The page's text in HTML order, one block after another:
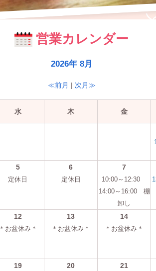
営業カレンダー
2026年 8月
≪前月 | 次月≫
水 木 金
5
定休日
6
定休日
7
10:00～12:30
14:00～16:00 棚
卸し
12
＊お盆休み＊
13
＊お盆休み＊
14
＊お盆休み＊
19 20 21